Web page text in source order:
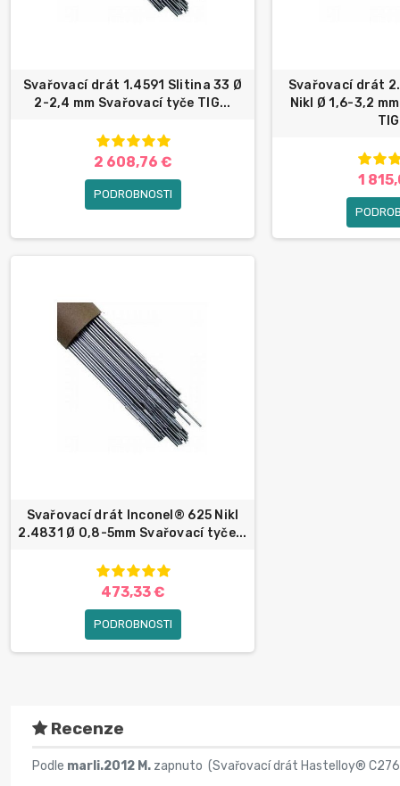
Svařovací drát 1.4591 Slitina 33 Ø
2-2,4 mm Svařovací tyče TIG...
2 608,76 €
PODROBNOSTI
Svařovací drát
Nikl Ø 1,6-3,2
1
Svařovací drát Inconel® 625 Nikl
2.4831 Ø 0,8-5mm Svařovací tyče...
473,33 €
PODROBNOSTI
Recenze
Podle marli.2012 M. zapnuto (Svařovací drát Hastelloy®